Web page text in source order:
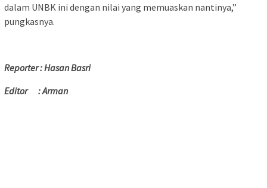
dalam UNBK ini dengan nilai yang memuaskan nantinya,”
pungkasnya.
Reporter : Hasan Basri
Editor : Arman